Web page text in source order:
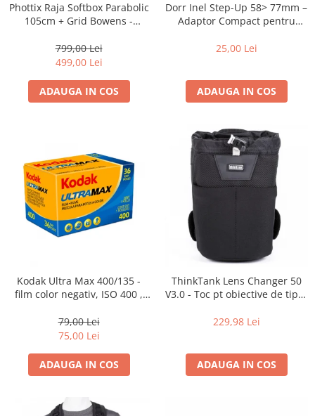
Phottix Raja Softbox Parabolic
105cm + Grid Bowens -
799,00 Lei
499,00 Lei
ADAUGA IN COS
Dorr Inel Step-Up 58> 77mm –
Adaptor Compact pentru
25,00 Lei
ADAUGA IN COS
Kodak Ultra Max 400/135 -
film color negativ, ISO 400 ,
79,00 Lei
75,00 Lei
ADAUGA IN COS
ThinkTank Lens Changer 50
V3.0 - Toc pt obiective de tipul
229,98 Lei
ADAUGA IN COS